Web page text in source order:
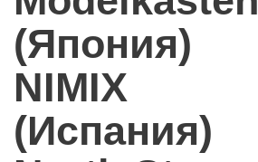
(Япония)
NIMIX
(Испания)